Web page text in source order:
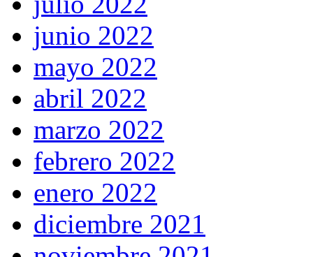
junio 2022
mayo 2022
abril 2022
marzo 2022
febrero 2022
enero 2022
diciembre 2021